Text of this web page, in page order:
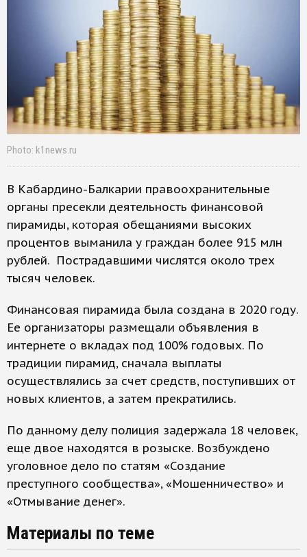
Photo: k1news.ru
В Кабардино-Балкарии правоохранительные
органы пресекли деятельность финансовой
пирамиды, которая обещаниями высоких
процентов выманила у граждан более 915 млн
рублей. Пострадавшими числятся около трех
тысяч человек.
Финансовая пирамида была создана в 2020 году.
Ее организаторы размещали объявления в
интернете о вкладах под 100% годовых. По
традиции пирамид, сначала выплаты
осуществлялись за счет средств, поступивших от
новых клиентов, а затем прекратились.
По данному делу полиция задержала 18 человек,
еще двое находятся в розыске. Возбуждено
уголовное дело по статям «Создание
преступного сообщества», «Мошенничество» и
«Отмывание денег».
Материалы по теме